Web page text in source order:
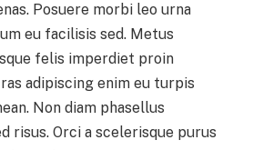
Posuere morbi leo urna
eu facilisis sed. Metus
felis imperdiet proin
adipiscing enim eu turpis
Non diam phasellus
risus. Orci a scelerisque purus